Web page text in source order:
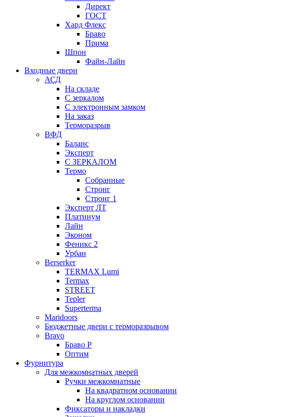
Директ
ГОСТ
Хард Флекс
Браво
Прима
Шпон
Файн-Лайн
Входные двери
АСД
На складе
С зеркалом
С электронным замком
На заказ
Терморазрыв
ВФД
Баланс
Эксперт
С ЗЕРКАЛОМ
Термо
Собранные
Стронг
Стронг 1
Эксперт ЛТ
Платинум
Лайн
Эконом
Феникс 2
Урбан
Berserker
TERMAX Lumi
Termax
STREET
Tepler
Superterma
Maridoors
Бюджетные двери с терморазрывом
Bravo
Браво Р
Оптим
Фурнитура
Для межкомнатных дверей
Ручки межкомнатные
На квадратном основании
На круглом основании
Фиксаторы и накладки